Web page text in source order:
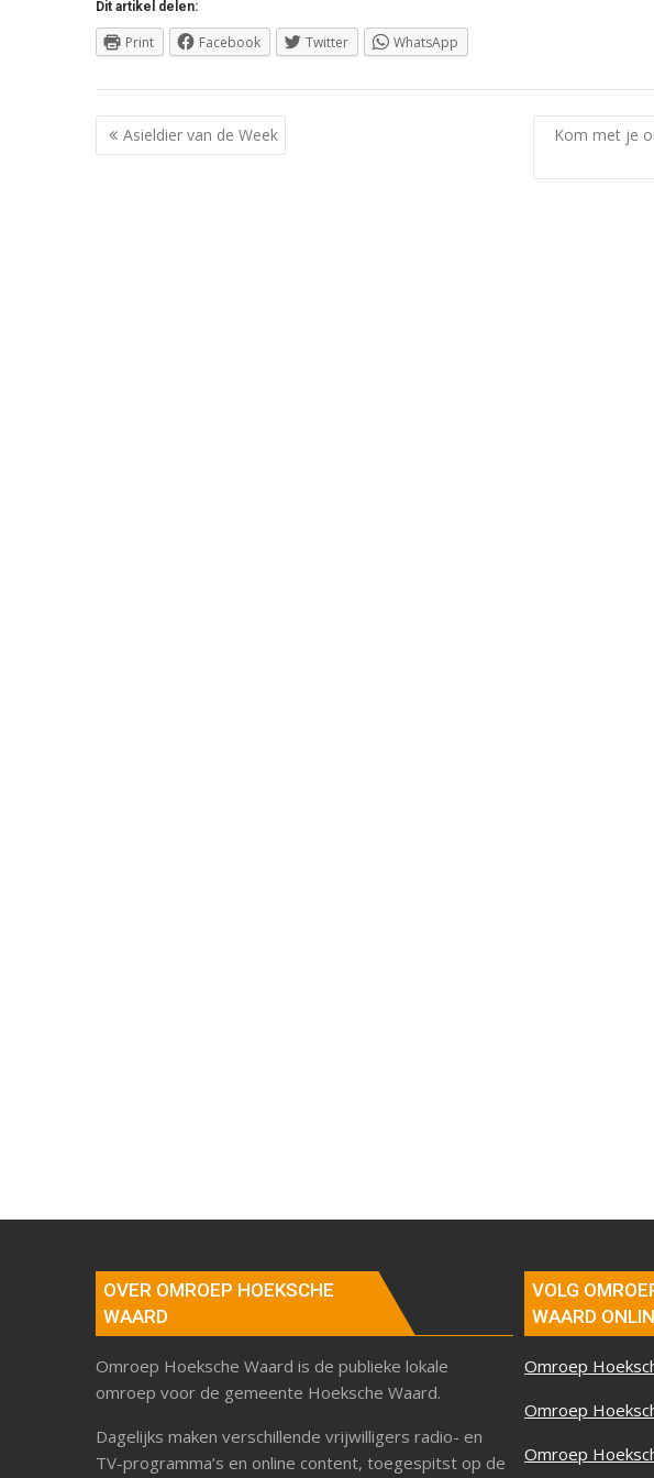
Dit artikel delen:
Print Facebook Twitter WhatsApp
Berichtnavigatie
Asieldier van de Week
Kom met je
OVER OMROEP HOEKSCHE
WAARD
Omroep Hoeksche Waard is de publieke lokale
omroep voor de gemeente Hoeksche Waard.
Dagelijks maken verschillende vrijwilligers radio- en
TV-programma’s en online content, toegespitst op de
VOLG
WAARD
Omroep
Omroep
Omroep